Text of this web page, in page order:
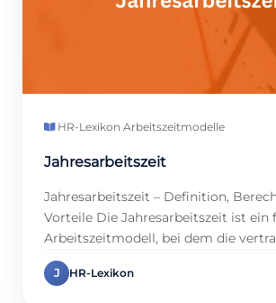
HR-Lexikon·Arbeitszeitmodelle
Jahresarbeitszeit
Jahresarbeitszeit – Definition,
Vorteile Die Jahresarbeitszeit ist ein
Arbeitszeitmodell, bei dem die
vereinbarte Gesamtarbeitszeit eines
über ein ganzes Kalenderjahr
J HR-Lexikon